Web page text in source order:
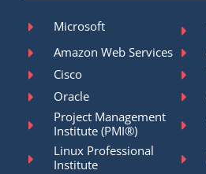
Microsoft
Amazon Web Services
Cisco
Oracle
Project Management
Institute (PMI®)
Linux Professional
Institute